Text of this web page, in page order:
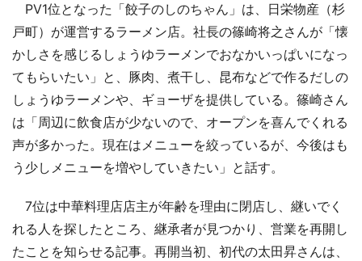
PV1位となった「餃子のしのちゃん」は、日栄物産（杉
戸町）が運営するラーメン店。社長の篠崎将之さんが「懐
かしさを感じるしょうゆラーメンでおなかいっぱいになっ
てもらいたい」と、豚肉、煮干し、昆布などで作るだしの
しょうゆラーメンや、ギョーザを提供している。篠崎さん
は「周辺に飲食店が少ないので、オープンを喜んでくれる
声が多かった。現在はメニューを絞っているが、今後はも
う少しメニューを増やしていきたい」と話す。
7位は中華料理店店主が年齢を理由に閉店し、継いでく
れる人を探したところ、継承者が見つかり、営業を再開し
たことを知らせる記事。再開当初、初代の太田昇さんは、